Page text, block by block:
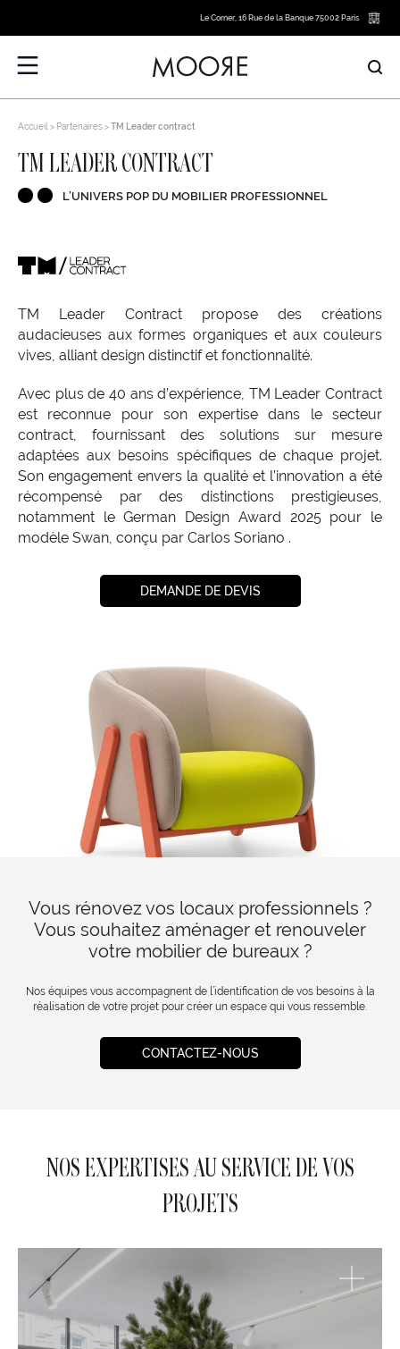
Le Corner, 16 Rue de la Banque 75002 Paris
Accueil Partenaires TM Leader contract
TM LEADER CONTRACT
L’UNIVERS POP DU MOBILIER PROFESSIONNEL
TM Leader Contract propose des créations
audacieuses aux formes organiques et aux couleurs
vives, alliant design distinctif et fonctionnalité.
Avec plus de 40 ans d’expérience, TM Leader Contract
est reconnue pour son expertise dans le secteur
contract, fournissant des solutions sur mesure
adaptées aux besoins spécifiques de chaque projet.
Son engagement envers la qualité et l’innovation a été
récompensé par des distinctions prestigieuses,
notamment le German Design Award 2025 pour le
modèle Swan, conçu par Carlos Soriano .
DEMANDE DE DEVIS
Vous rénovez vos locaux professionnels ?
Vous souhaitez aménager et renouveler
votre mobilier de bureaux ?
Nos équipes vous accompagnent de l’identification de vos besoins à la
réalisation de votre projet pour créer un espace qui vous ressemble.
CONTACTEZ-NOUS
NOS EXPERTISES AU SERVICE DE VOS
PROJETS